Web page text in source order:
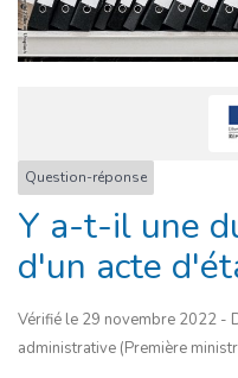
Question-réponse
Y a-t-il une
d'un acte
Vérifié le 29 novembre 2022 -
administrative (Première